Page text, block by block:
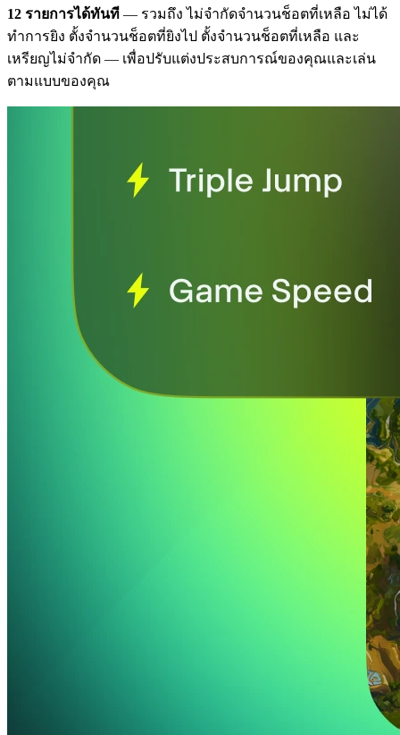
12 รายการได้ทันที — รวมถึง ไม่จำกัดจำนวนช็อตที่เหลือ ไม่ได้
ทำการยิง ตั้งจำนวนช็อตที่ยิงไป ตั้งจำนวนช็อตที่เหลือ และ
เหรียญไม่จำกัด — เพื่อปรับแต่งประสบการณ์ของคุณและเล่น
ตามแบบของคุณ